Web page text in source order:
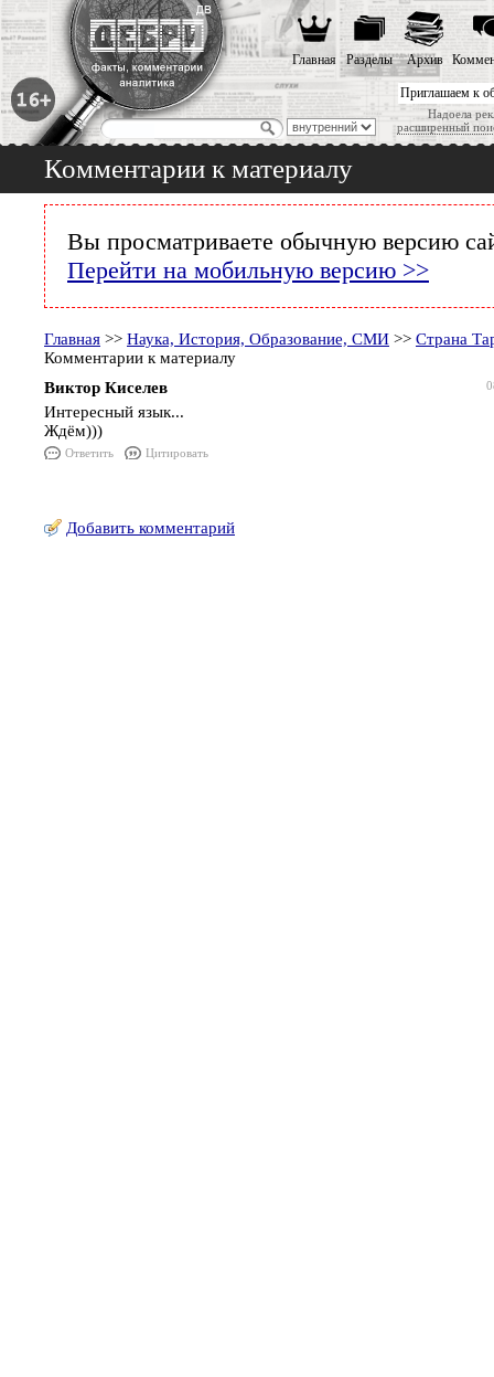
Приглашаем к
Надоела
расширенный
Главная Разделы Архив
Комментарии к материалу
Вы просматриваете обычную версию
Перейти на мобильную версию >>
Главная >> Наука, История, Образование, СМИ >> Страна
Комментарии к материалу
Виктор Киселев
Интересный язык...
Ждём)))
Ответить Цитировать
Добавить комментарий